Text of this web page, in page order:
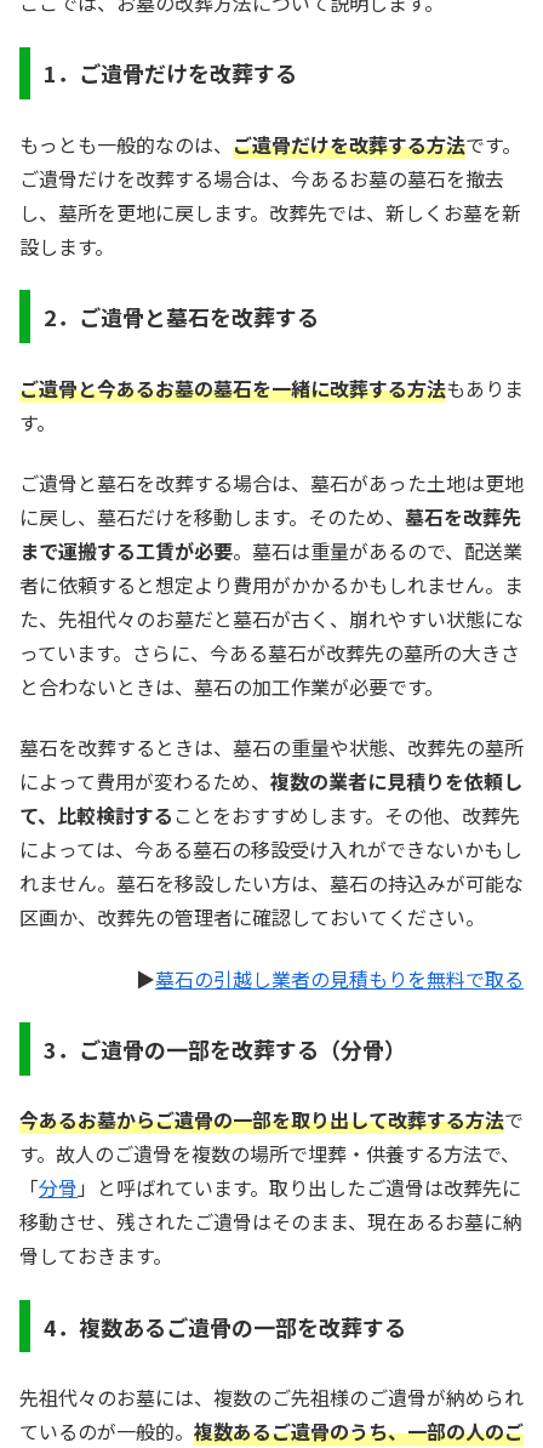
1．ご遺骨だけを改葬する
もっとも一般的なのは、 ご遺骨だけを改葬する方法です。
ご遺骨だけを改葬する場合は、今あるお墓の墓石を撤去
し、墓所を更地に戻します。改葬先では、新しくお墓を新
設します。
2．ご遺骨と墓石を改葬する
ご遺骨と今あるお墓の墓石を一緒に改葬する方法もありま
す。
ご遺骨と墓石を改葬する場合は、墓石があった土地は更地
に戻し、墓石だけを移動します。そのため、 墓石を改葬先
まで運搬する工賃が必要。墓石は重量があるので、配送業
者に依頼すると想定より費用がかかるかもしれません。ま
た、先祖代々のお墓だと墓石が古く、崩れやすい状態にな
っています。さらに、今ある墓石が改葬先の墓所の大きさ
と合わないときは、墓石の加工作業が必要です。
墓石を改葬するときは、墓石の重量や状態、改葬先の墓所
によって費用が変わるため、 複数の業者に見積りを依頼し
て、比較検討する ことをおすすめします。その他、改葬先
によっては、今ある墓石の移設受け入れができないかもし
れません。墓石を移設したい方は、墓石の持込みが可能な
区画か、改葬先の管理者に確認しておいてください。
▶墓石の引越し業者の見積もりを無料で取る
3．ご遺骨の一部を改葬する（分骨）
今あるお墓からご遺骨の一部を取り出して改葬する方法で
す。故人のご遺骨を複数の場所で埋葬・供養する方法で、
「分骨 」と呼ばれています。取り出したご遺骨は改葬先に
移動させ、残されたご遺骨はそのまま、現在あるお墓に納
骨しておきます。
4．複数あるご遺骨の一部を改葬する
先祖代々のお墓には、複数のご先祖様のご遺骨が納められ
ているのが一般的。 複数あるご遺骨のうち、一部の人のご